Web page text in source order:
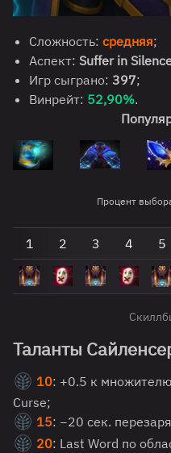
Сложность: средняя;
Аспект: Suffer in
Игр сыграно: 397;
Винрейт: 52,90%.
Процент
1 2 3 4 5
Таланты
10: +0.5 к
Curse;
15: −20 сек.
20: Last Word по